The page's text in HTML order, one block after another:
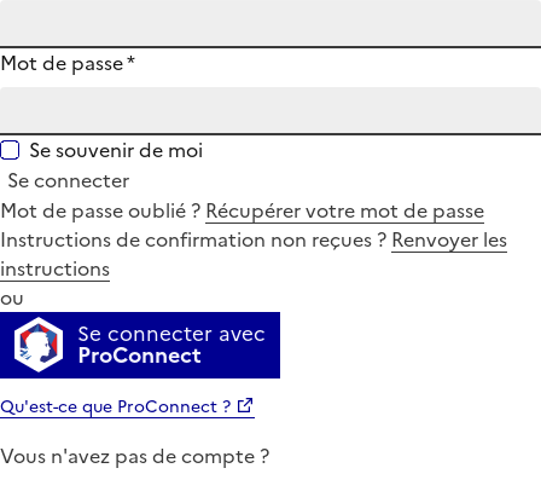
Mot de passe*
Se souvenir de moi
Se connecter
Mot de passe oublié ? Récupérer votre mot de passe
Instructions de confirmation non reçues ? Renvoyer les
instructions
ou
Se connecter avec
ProConnect
Qu'est-ce que ProConnect ?
Vous n'avez pas de compte ?